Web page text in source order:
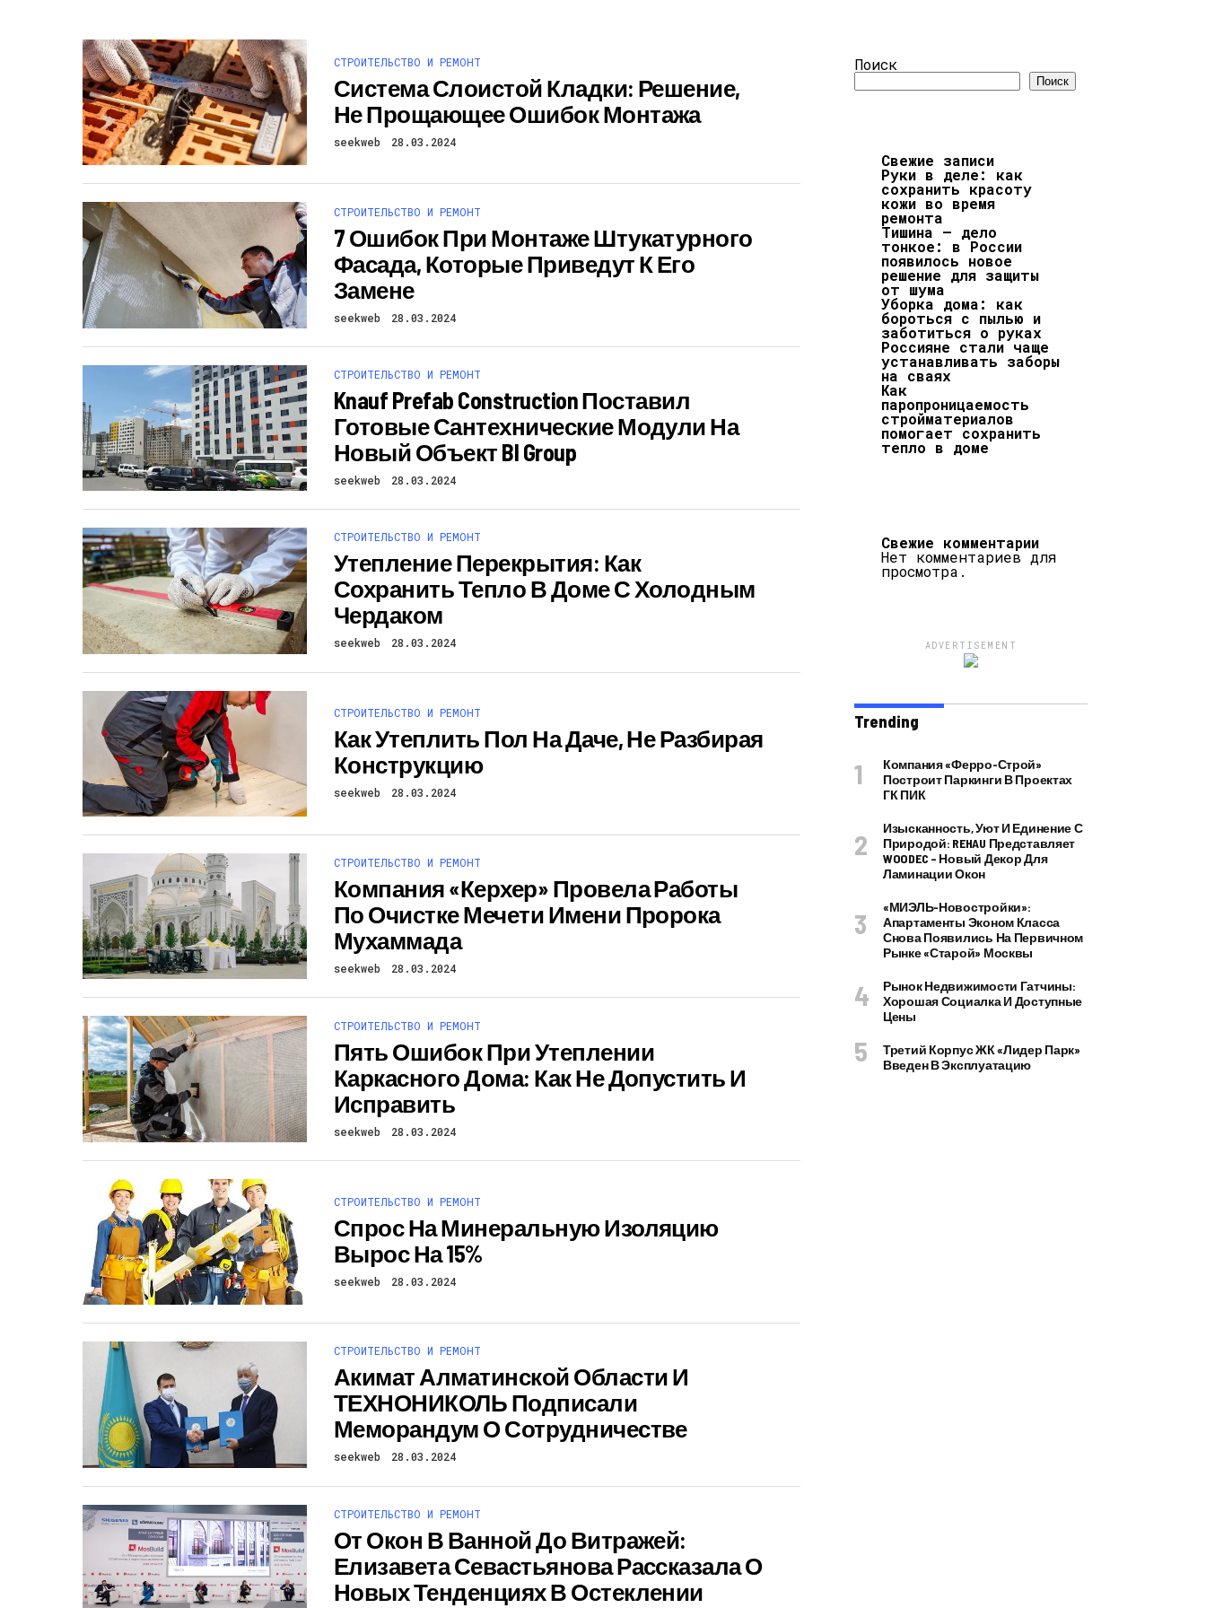
СТРОИТЕЛЬСТВО И РЕМОНТ
Система Слоистой Кладки: Решение,
Не Прощающее Ошибок Монтажа
seekweb 28.03.2024
СТРОИТЕЛЬСТВО И РЕМОНТ
7 Ошибок При Монтаже Штукатурного
Фасада, Которые Приведут К Его
Замене
seekweb 28.03.2024
СТРОИТЕЛЬСТВО И РЕМОНТ
Knauf Prefab Construction Поставил
Готовые Сантехнические Модули На
Новый Объект BI Group
seekweb 28.03.2024
СТРОИТЕЛЬСТВО И РЕМОНТ
Утепление Перекрытия: Как
Сохранить Тепло В Доме С Холодным
Чердаком
seekweb 28.03.2024
СТРОИТЕЛЬСТВО И РЕМОНТ
Как Утеплить Пол На Даче, Не Разбирая
Конструкцию
seekweb 28.03.2024
СТРОИТЕЛЬСТВО И РЕМОНТ
Компания «Керхер» Провела Работы
По Очистке Мечети Имени Пророка
Мухаммада
seekweb 28.03.2024
СТРОИТЕЛЬСТВО И РЕМОНТ
Пять Ошибок При Утеплении
Каркасного Дома: Как Не Допустить И
Исправить
seekweb 28.03.2024
СТРОИТЕЛЬСТВО И РЕМОНТ
Спрос На Минеральную Изоляцию
Вырос На 15%
seekweb 28.03.2024
СТРОИТЕЛЬСТВО И РЕМОНТ
Акимат Алматинской Области И
ТЕХНОНИКОЛЬ Подписали
Меморандум О Сотрудничестве
seekweb 28.03.2024
СТРОИТЕЛЬСТВО И РЕМОНТ
От Окон В Ванной До Витражей:
Елизавета Севастьянова Рассказала О
Новых Тенденциях В Остеклении
Поиск
Поиск
Свежие записи
Руки в деле: как
сохранить красоту
кожи во время
ремонта
Тишина – дело
тонкое: в России
появилось новое
решение для защиты
от шума
Уборка дома: как
бороться с пылью и
заботиться о руках
Россияне стали чаще
устанавливать заборы
на сваях
Как
паропроницаемость
стройматериалов
помогает сохранить
тепло в доме
Свежие комментарии
Нет комментариев для
просмотра.
ADVERTISEMENT
Trending
Компания «Ферро-Строй»
Построит Паркинги В Проектах
ГК ПИК
Изысканность, Уют И Единение С
Природой: REHAU Представляет
WOODEC – Новый Декор Для
Ламинации Окон
«МИЭЛЬ-Новостройки»:
Апартаменты Эконом Класса
Снова Появились На Первичном
Рынке «старой» Москвы
Рынок Недвижимости Гатчины:
Хорошая Социалка И Доступные
Цены
Третий Корпус ЖК «Лидер Парк»
Введен В Эксплуатацию